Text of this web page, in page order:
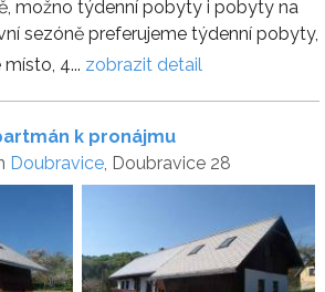
možno týdenní pobyty i pobyty na
sezóně preferujeme týdenní pobyty,
4... zobrazit detail
k pronájmu
Doubravice, Doubravice 28